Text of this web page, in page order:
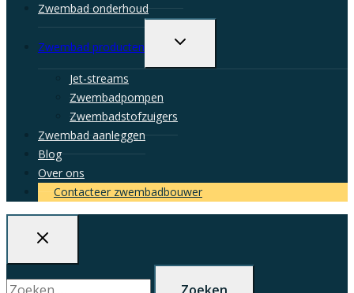
Zwembad onderhoud
Zwembad producten
Toggle
menu
Jet-streams
Zwembadpompen
Zwembadstofzuigers
Zwembad aanleggen
Blog
Over ons
Contacteer zwembadbouwer
Zoeken